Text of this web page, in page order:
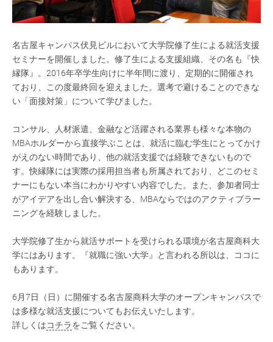
名古屋キャンパス伏見ビルにおいて大学院修了生による就活支援
セミナーを開催しました。修了生による支援組織、その名も『快
縁隊』。2016年卒学生向けに半年間に渡り、定期的に開催され
ており、この度最終回を迎えました。選考で避けることのできな
い「面接対策」について学びました。
コンサル、人材派遣、金融など活躍される業界も様々な本物の
MBAホルダーから直接学ぶことは、就活に臨む学生にとってかけ
がえのない時間であり、他の就活支援では経験できないもので
す。快縁隊には実際の採用担当者も所属されており、どこのセミ
ナーにもない本当にわかりやすい内容でした。また、参加者同士
がアイデアを出し合い解決する、MBAならではのアクティブラー
ニングを経験しました。
大学院修了生から就活サポートを受けられる環境が名古屋商科大
学にはあります。『就職に強い大学』と言われる所以は、ココに
もあります。
6月7日（日）に開催する名古屋商科大学のオープンキャンパスで
は多様な就活支援についてもお伝えいたします。
詳しくはコチラをご覧ください。